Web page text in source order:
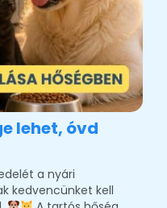
lehet, óvd
a nyári
kedvencünket kell